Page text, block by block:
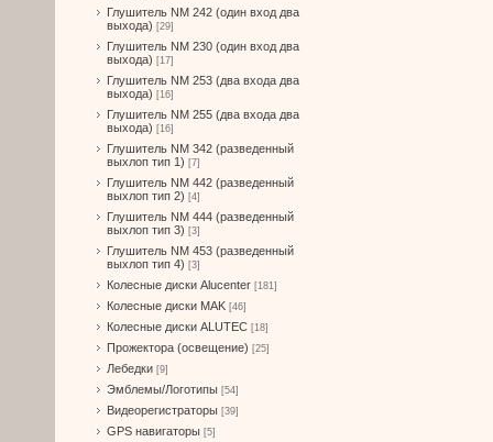
Глушитель NM 242 (один вход два
выхода) [29]
Глушитель NM 230 (один вход два
выхода) [17]
Глушитель NM 253 (два входа два
выхода) [16]
Глушитель NM 255 (два входа два
выхода) [16]
Глушитель NM 342 (разведенный
выхлоп тип 1) [7]
Глушитель NM 442 (разведенный
выхлоп тип 2) [4]
Глушитель NM 444 (разведенный
выхлоп тип 3) [3]
Глушитель NM 453 (разведенный
выхлоп тип 4) [3]
Колесные диски Alucenter [181]
Колесные диски MAK [46]
Колесные диски ALUTEC [18]
Прожектора (освещение) [25]
Лебедки [9]
Эмблемы/Логотипы [54]
Видеорегистраторы [39]
GPS навигаторы [5]